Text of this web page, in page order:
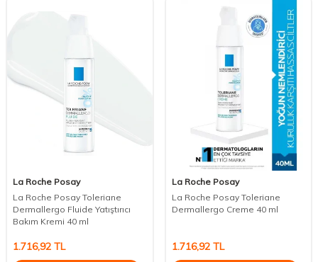
La Roche Posay
La Roche Posay Toleriane
Dermallergo Fluide Yatıştırıcı
Bakım Kremi 40 ml
1.716,92 TL
La Roche Posay
La Roche Posay Toleriane
Dermallergo Creme 40 ml
1.716,92TL